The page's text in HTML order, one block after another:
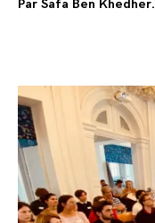
Par Safa Ben Khedher.